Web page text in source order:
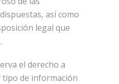
así como
legal que
el derecho a
tipo de información